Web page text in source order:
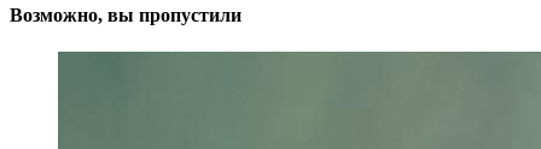
Возможно, вы пропустили